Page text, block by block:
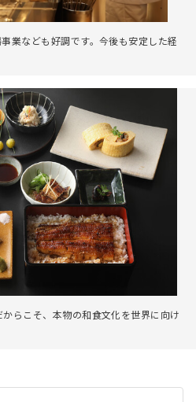
業なども好調です。今後も安定した経
らこそ、本物の和食文化を世界に向け